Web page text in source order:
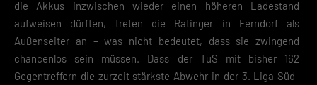
die Akkus inzwischen wieder einen höheren Ladestand
aufweisen dürften, treten die Ratinger in Ferndorf als
Außenseiter an – was nicht bedeutet, dass sie zwingend
chancenlos sein müssen. Dass der TuS mit bisher 162
Gegentreffern die zurzeit stärkste Abwehr in der 3. Liga Süd-